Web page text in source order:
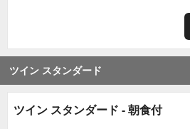
ツイン スタンダード
ツイン スタンダード - 朝食付